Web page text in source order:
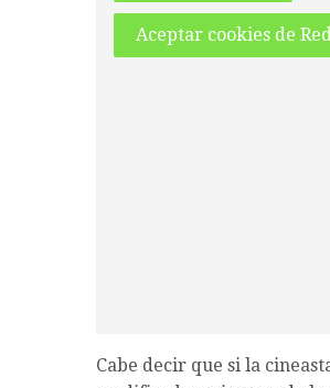
Aceptar cookies de
Cabe decir que si la